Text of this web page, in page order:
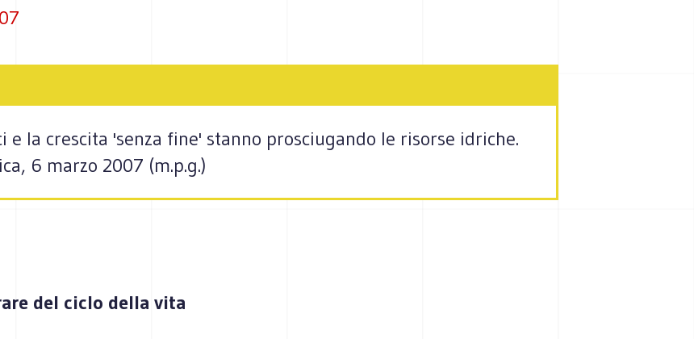
la crescita 'senza fine' stanno prosciugando le risorse idriche.
6 marzo 2007 (m.p.g.)
del ciclo della vita